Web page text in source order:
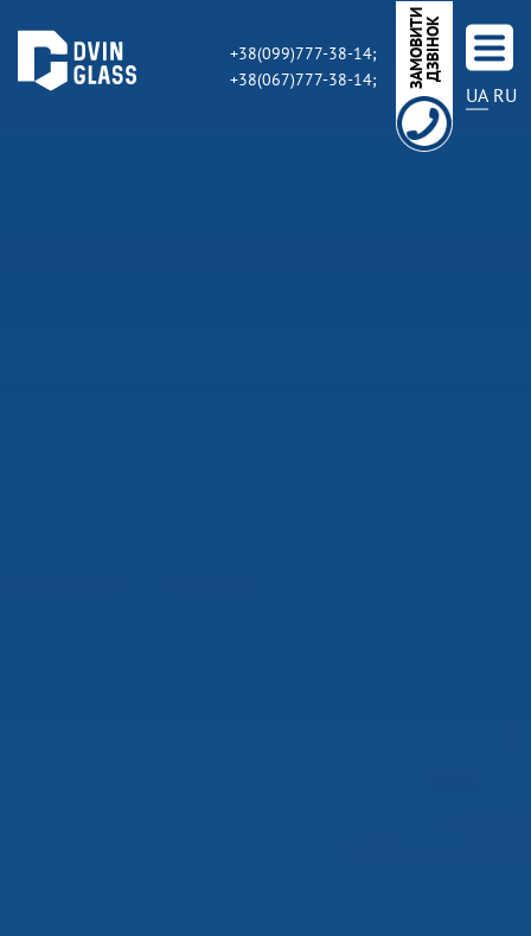
З
А
М
О
В
И
Т
И
Д
З
В
І
Н
ОК
+38(099)777-38-14;
+38(067)777-38-14;
UA RU